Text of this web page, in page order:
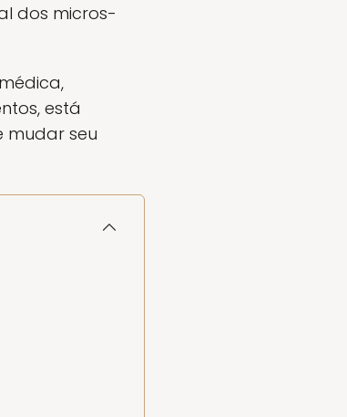
dos micros-
está
mudar seu